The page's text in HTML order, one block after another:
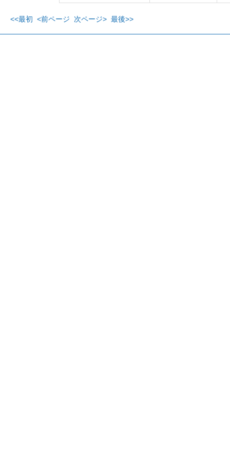
<<最初 <前ページ 次ページ> 最後>>